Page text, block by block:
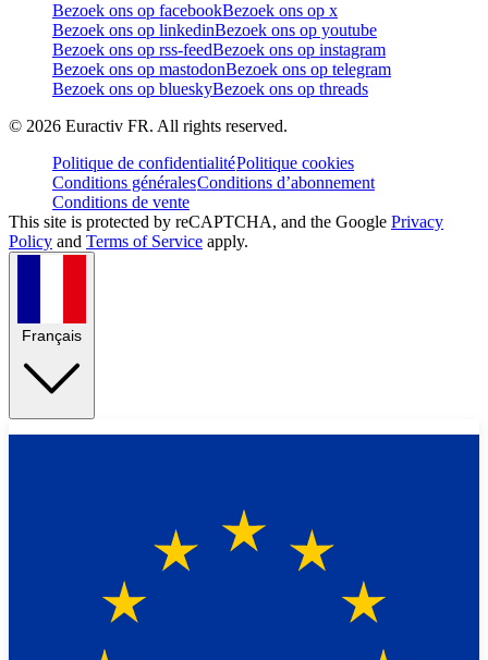
Bezoek ons op facebookBezoek ons op x
Bezoek ons op linkedinBezoek ons op youtube
Bezoek ons op rss-feedBezoek ons op instagram
Bezoek ons op mastodonBezoek ons op telegram
Bezoek ons op blueskyBezoek ons op threads
© 2026 Euractiv FR. All rights reserved.
Politique de confidentialitéPolitique cookies
Conditions généralesConditions d’abonnement
Conditions de vente
This site is protected by reCAPTCHA, and the Google Privacy
Policy and Terms of Service apply.
Français